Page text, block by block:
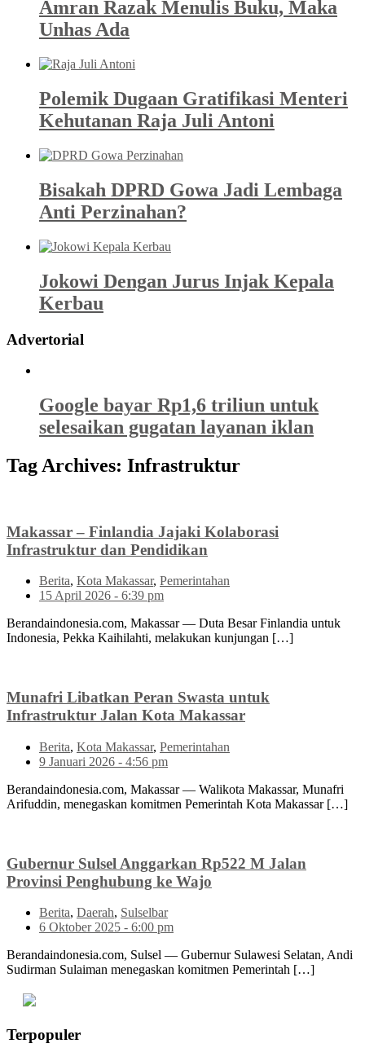
Amran Razak Menulis Buku, Maka
Unhas Ada
Polemik Dugaan Gratifikasi Menteri
Kehutanan Raja Juli Antoni
Bisakah DPRD Gowa Jadi Lembaga
Anti Perzinahan?
Jokowi Dengan Jurus Injak Kepala
Kerbau
Advertorial
Google bayar Rp1,6 triliun untuk
selesaikan gugatan layanan iklan
Tag Archives: Infrastruktur
Makassar – Finlandia Jajaki Kolaborasi
Infrastruktur dan Pendidikan
Berita, Kota Makassar, Pemerintahan
15 April 2026 - 6:39 pm
Berandaindonesia.com, Makassar — Duta Besar Finlandia untuk
Indonesia, Pekka Kaihilahti, melakukan kunjungan […]
Munafri Libatkan Peran Swasta untuk
Infrastruktur Jalan Kota Makassar
Berita, Kota Makassar, Pemerintahan
9 Januari 2026 - 4:56 pm
Berandaindonesia.com, Makassar — Walikota Makassar, Munafri
Arifuddin, menegaskan komitmen Pemerintah Kota Makassar […]
Gubernur Sulsel Anggarkan Rp522 M Jalan
Provinsi Penghubung ke Wajo
Berita, Daerah, Sulselbar
6 Oktober 2025 - 6:00 pm
Berandaindonesia.com, Sulsel — Gubernur Sulawesi Selatan, Andi
Sudirman Sulaiman menegaskan komitmen Pemerintah […]
Terpopuler